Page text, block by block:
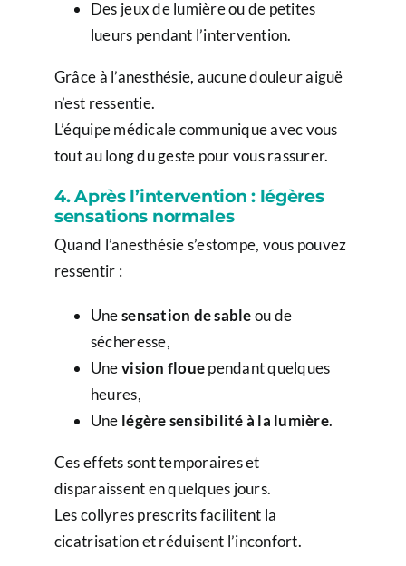
Des jeux de lumière ou de petites
lueurs pendant l’intervention.
Grâce à l’anesthésie, aucune douleur aiguë
n’est ressentie.
L’équipe médicale communique avec vous
tout au long du geste pour vous rassurer.
4. Après l’intervention : légères
sensations normales
Quand l’anesthésie s’estompe, vous pouvez
ressentir :
Unesensation de sableou de
sécheresse,
Unevision flouependant quelques
heures,
Une légère sensibilité à la lumière.
Ces effets sont temporaires et
disparaissent en quelques jours.
Les collyres prescrits facilitent la
cicatrisation et réduisent l’inconfort.